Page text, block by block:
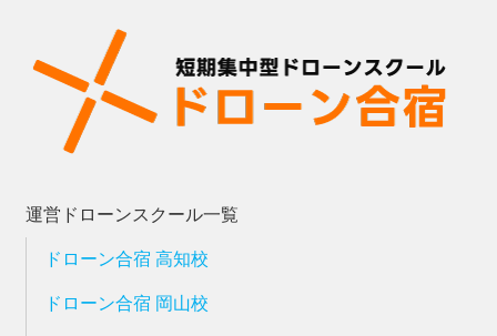
運営ドローンスクール一覧
ドローン合宿 高知校
ドローン合宿 岡山校